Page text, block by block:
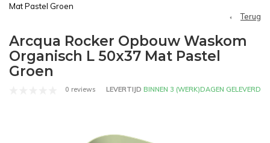
Mat Pastel Groen
Terug
Arcqua Rocker Opbouw Waskom
Organisch L 50x37 Mat Pastel
Groen
0 reviews LEVERTIJD BINNEN 3 (WERK)DAGEN GELEVERD